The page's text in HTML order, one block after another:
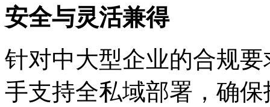
安全与灵活兼得
针对中大型企业的合规要
手支持全私域部署，确